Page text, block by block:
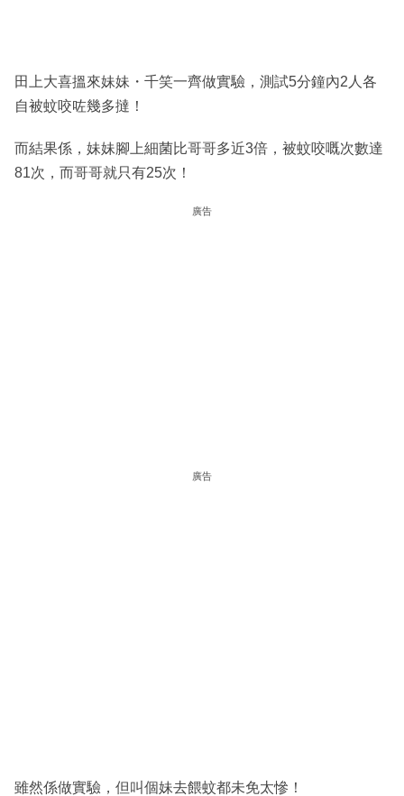
田上大喜搵來妹妹・千笑一齊做實驗，測試5分鐘內2人各
自被蚊咬咗幾多撻！
而結果係，妹妹腳上細菌比哥哥多近3倍，被蚊咬嘅次數達
81次，而哥哥就只有25次！
廣告
廣告
雖然係做實驗，但叫個妹去餵蚊都未免太慘！